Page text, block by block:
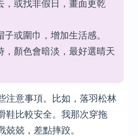
，或找非假日，畫面更乾
或圍巾，增加生活感。
，顏色會暗淡，最好選晴天
注意事項。比如，落羽松林
鞋比較安全。我那次穿拖
兢兢，差點摔跤。